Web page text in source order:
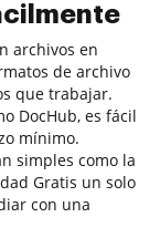
archivos en
de archivo
que trabajar.
DocHub, es fácil
mínimo.
simples como la
Gratis un solo
con una